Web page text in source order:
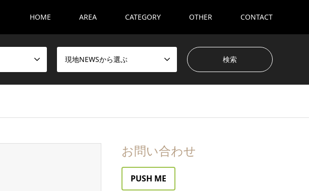
HOME AREA CATEGORY OTHER CONTACT
現地NEWSから選ぶ
お問い合わせ
PUSH ME